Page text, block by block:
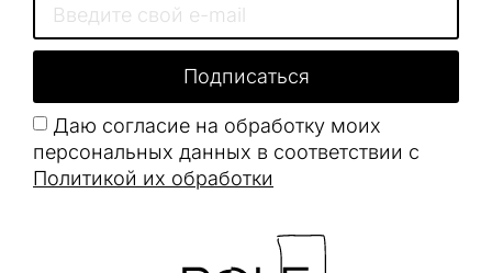
Даю согласие на обработку моих
персональных данных в соответствии с
Политикой их обработки
Подписаться